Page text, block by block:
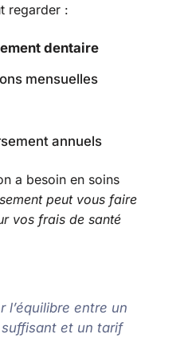
regarder :
dentaire
mensuelles
annuels
a besoin en soins
peut vous faire
vos frais de santé
l’équilibre entre un
et un tarif